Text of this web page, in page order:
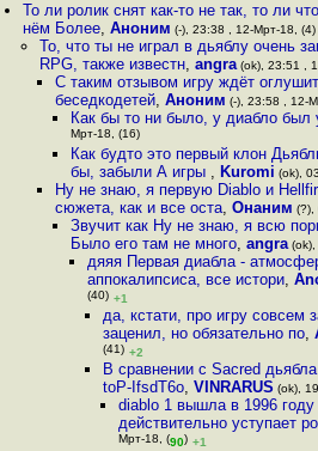
То ли ролик снят как-то не так, то ли
нём Более,Аноним (-), 23:38 , 12-Мрт-18, (4)
То, что ты не играл в дьяблу очень
RPG, также известн, angra(ok), 23:51 ,
С таким отзывом игру ждёт
беседкодетей, Аноним (-), 23:58 , 12-
Как бы то ни было, у диабло был
Мрт-18, (16)
Как будто это первый клон
бы, забыли А игры , Kuromi (ok),
Ну не знаю, я первую Diablo и
сюжета, как и все оста, Онаним (?),
Звучит как Ну не знаю, я всю
Было его там не много,angra
дяяя Первая диабла -
аппокалипсиса, все истори,
(40) +1
да, кстати, про игру совсем
заценил, но обязательно по,
(41) +2
В сравнении с Sacred
toP-IfsdT6o, VINRARUS (ok),
diablo 1 вышла в 1996
действительно уступает
Мрт-18, (90) +1